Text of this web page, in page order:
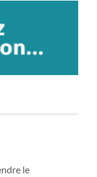
le